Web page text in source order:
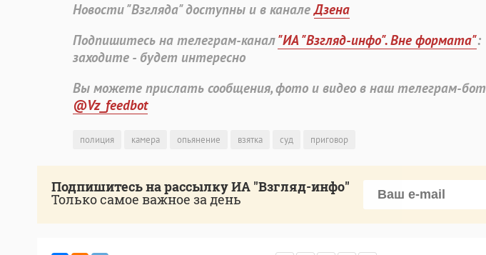
Новости "Взгляда" доступны и в каналеДзена
Подпишитесь на телеграм-канал"ИА "Взгляд-инфо". Вне формата":
заходите - будет интересно
Вы можете прислать сообщения, фото и видео в наш телеграм-бот
@Vz_feedbot
полиция камера опьянение взятка суд приговор
Подпишитесь на рассылку ИА "Взгляд-инфо"
Только самое важное за день